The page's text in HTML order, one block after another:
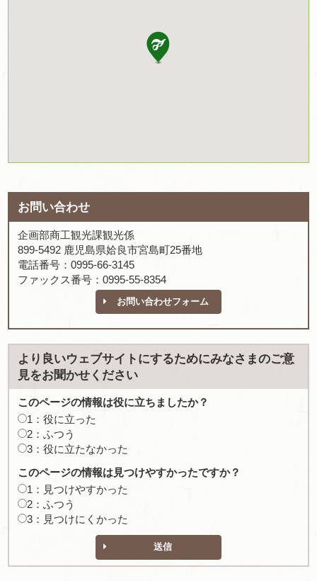
お問い合わせ
企画部商工観光課観光係
899-5492 鹿児島県姶良市宮島町25番地
電話番号：0995-66-3145
ファックス番号：0995-55-8354
お問い合わせフォーム
より良いウェブサイトにするためにみなさまのご意
見をお聞かせください
このページの情報は役に立ちましたか？
1：役に立った
2：ふつう
3：役に立たなかった
このページの情報は見つけやすかったですか？
1：見つけやすかった
2：ふつう
3：見つけにくかった
送信